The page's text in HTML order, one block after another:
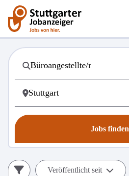
Jobs finden
Veröffentlicht seit